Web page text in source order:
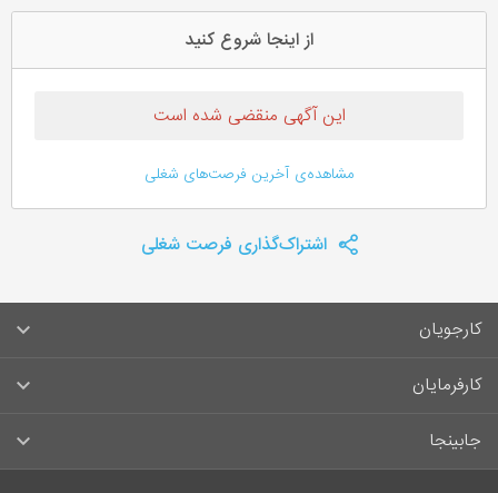
از اینجا شروع کنید
این آگهی منقضی شده است
مشاهده‌ی آخرین فرصت‌های شغلی
اشتراک‌گذاری فرصت شغلی
کارجویان
سوالات متداول کارجویان
لیست مشاغل
کارفرمایان
راهنمای ثبت آگهی استخدام
جابینجا